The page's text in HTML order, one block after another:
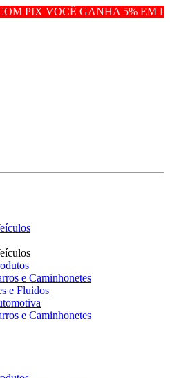
PIX VOCÊ GANHA 5% EM
e Caminhonetes
e Fluidos
e Caminhonetes